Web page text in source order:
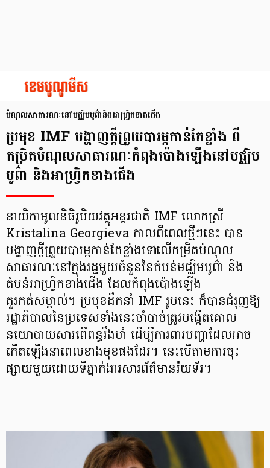
បំណុលសាធារណៈនៅមជ្ឈិមបូព៌ានិងអាហ្រ្វិកខាងជើង
ប្រមុខ IMF បង្ហាញក្ដីព្រួយបារម្ភកាន់តែខ្លាំង ពី
កម្រិតបំណុលសាធារណៈកំពុងប៉ោងឡើងនៅមជ្ឈិម
បូព៌ា និងអាហ្រ្វិកខាងជើង
នាយិកាមូលនិធិរូបិយវត្ថុអន្តរជាតិ IMF លោកស្រី
Kristalina Georgieva កាលពីពេលថ្មីៗនេះ បាន
បង្ហាញក្តីព្រួយបារម្ភកាន់តែខ្លាំងទៅលើកម្រិតបំណុល
សាធារណៈនៅក្នុងរដ្ឋមួយចំនួននៃតំបន់មជ្ឈិមបូព៌ា និង
តំបន់អាហ្រ្វិកខាងជើង ដែលកំពុងប៉ោងឡើង
គួរកត់សម្គាល់។ ប្រមុខដឹកនាំ IMF រូបនេះ ក៏បានជំរុញឱ្យ
រដ្ឋាភិបាលនៃប្រទេសទាំងនេះចាំបាច់ត្រូវបង្កើតគោល
នយោបាយសារពើពន្ធរឹងមាំ ដើម្បីការពារបញ្ហាដែលអាច
កើតឡើងនាពេលខាងមុខផងដែរ។ នេះបើតាមការចុះ
ផ្សាយមួយដោយទីភ្នាក់ងារសារព័ត៌មានរ៉យទ័រ។